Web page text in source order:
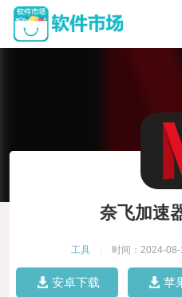
奈飞加速
工具 时间：2024-08-
安卓下载 苹